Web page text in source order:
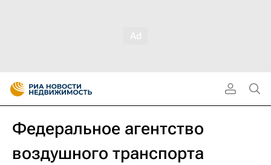
Федеральное агентство
воздушного транспорта